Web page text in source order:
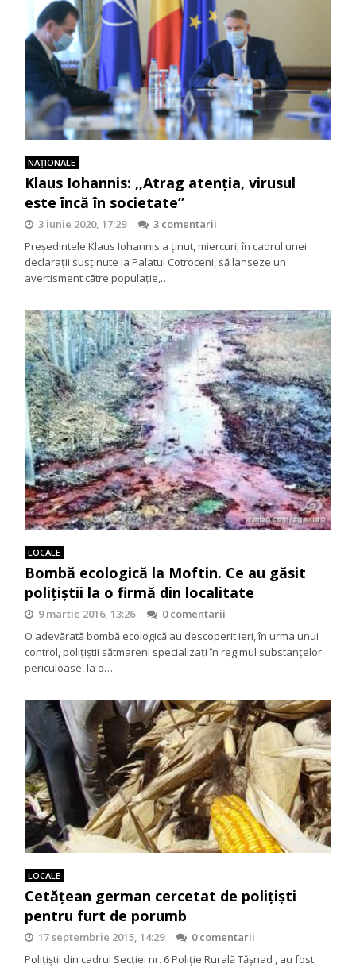
NAŢIONALE
Klaus Iohannis: ,,Atrag atenția, virusul
este încă în societate”
3 iunie 2020, 17:29
3 comentarii
Președintele Klaus Iohannis a ținut, miercuri, în cadrul unei
declarații susținute la Palatul Cotroceni, să lanseze un
avertisment către populație,…
LOCALE
Bombă ecologică la Moftin. Ce au găsit
polițiștii la o firmă din localitate
9 martie 2016, 13:26
0 comentarii
O adevărată bombă ecologică au descoperit ieri, în urma unui
control, poliţiştii sătmareni specializați în regimul substanțelor
periculoase, la o…
LOCALE
Cetățean german cercetat de polițiști
pentru furt de porumb
17 septembrie 2015, 14:29
0 comentarii
Polițiștii din cadrul Secției nr. 6 Poliție Rurală Tășnad , au fost